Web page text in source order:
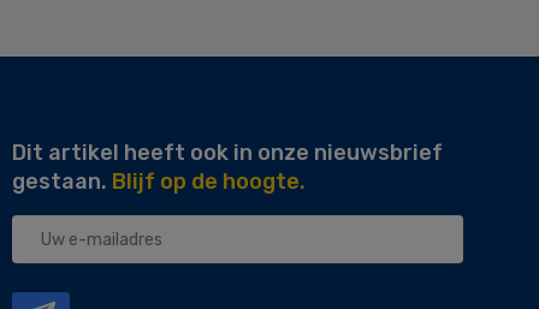
Dit artikel heeft ook in onze nieuwsbrief
gestaan. Blijf op de hoogte.
Uw